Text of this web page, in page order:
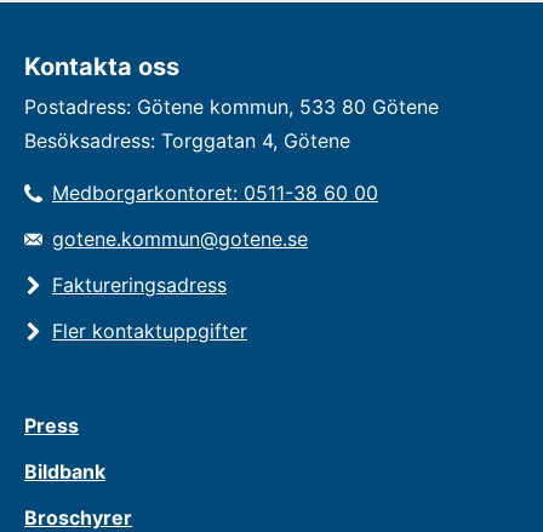
Kontakta oss
Postadress: Götene kommun, 533 80 Götene
Besöksadress: Torggatan 4, Götene
Medborgarkontoret: 0511-38 60 00
gotene.kommun@gotene.se
Faktureringsadress
Fler kontaktuppgifter
Press
Bildbank
Broschyrer